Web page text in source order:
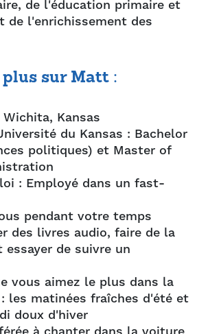
de l'éducation primaire et
de l'enrichissement des
sur Matt :
Kansas
du Kansas : Bachelor
politiques) et Master of
: Employé dans un fast-
pendant votre temps
des livres audio, faire de la
essayer de suivre un
vous aimez le plus dans la
les matinées fraîches d'été et
doux d'hiver